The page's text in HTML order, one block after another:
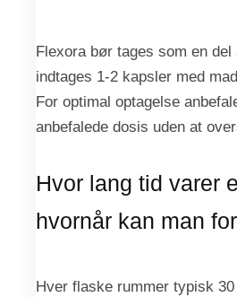
Flexora bør tages som en
indtages 1-2 kapsler med
For optimal optagelse
anbefalede dosis uden at
Hvor lang tid varer
hvornår kan man
Hver flaske rummer typisk